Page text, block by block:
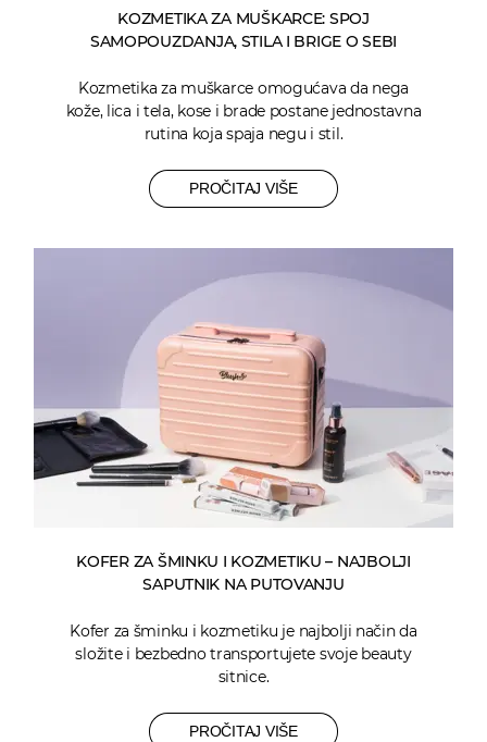
KOZMETIKA ZA MUŠKARCE: SPOJ
SAMOPOUZDANJA, STILA I BRIGE O SEBI
Kozmetika za muškarce omogućava da nega
kože, lica i tela, kose i brade postane jednostavna
rutina koja spaja negu i stil.
PROČITAJ VIŠE
KOFER ZA ŠMINKU I KOZMETIKU – NAJBOLJI
SAPUTNIK NA PUTOVANJU
Kofer za šminku i kozmetiku je najbolji način da
složite i bezbedno transportujete svoje beauty
sitnice.
PROČITAJ VIŠE